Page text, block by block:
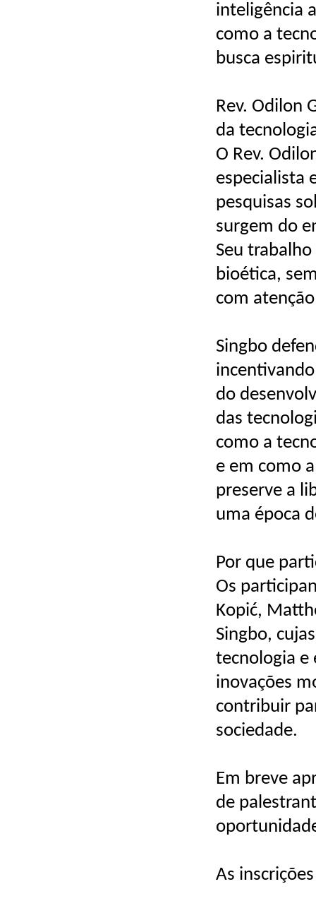
inteligência
como a
busca
Rev. Odilon
da
O Rev.
especialista
pesquisas
surgem do
Seu
bioética,
com
Singbo
do
das
como a
e em como
preserve a
uma época
Por que
Os
Kopić,
Singbo,
tecnologia e
inovações
contribuir
sociedade.
Em breve
de
As